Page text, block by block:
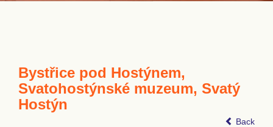
Bystřice pod Hostýnem,
Svatohostýnské muzeum, Svatý
Hostýn
Back